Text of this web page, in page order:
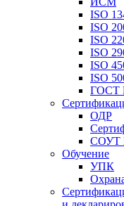
ISO
ISO
ISO
ISO
ISO
ISO
ГОСТ
ОДР
СОУТ
Обучение
УПК